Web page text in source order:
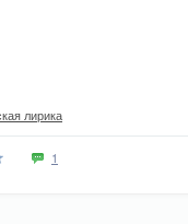
лирика
1